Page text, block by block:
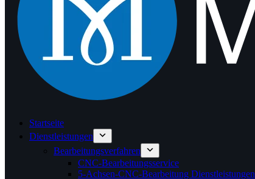
Startseite
Dienstleistungen
Bearbeitungsverfahren
CNC-Bearbeitungsservice
5-Achsen-CNC-Bearbeitung Dienstleistungen